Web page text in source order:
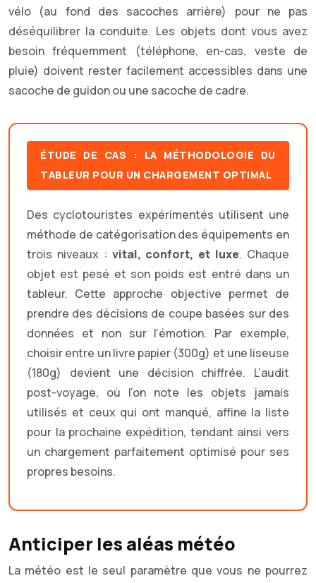
vélo (au fond des sacoches arrière) pour ne pas
déséquilibrer la conduite. Les objets dont vous avez
besoin fréquemment (téléphone, en-cas, veste de
pluie) doivent rester facilement accessibles dans une
sacoche de guidon ou une sacoche de cadre.
ÉTUDE DE CAS : LA MÉTHODOLOGIE DU
TABLEUR POUR UN CHARGEMENT OPTIMAL
Des cyclotouristes expérimentés utilisent une
méthode de catégorisation des équipements en
trois niveaux : vital, confort, et luxe. Chaque
objet est pesé et son poids est entré dans un
tableur. Cette approche objective permet de
prendre des décisions de coupe basées sur des
données et non sur l’émotion. Par exemple,
choisir entre un livre papier (300g) et une liseuse
(180g) devient une décision chiffrée. L’audit
post-voyage, où l’on note les objets jamais
utilisés et ceux qui ont manqué, affine la liste
pour la prochaine expédition, tendant ainsi vers
un chargement parfaitement optimisé pour ses
propres besoins.
Anticiper les aléas météo
La météo est le seul paramètre que vous ne pourrez